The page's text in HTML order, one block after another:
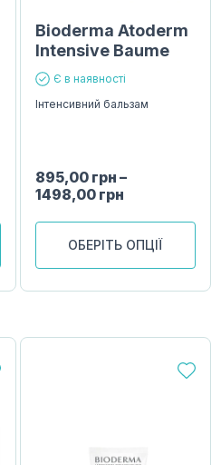
Bioderma Atoderm
Intensive Baume
Є в наявності
Інтенсивний бальзам
895,00 грн –
1498,00 грн
ОБЕРІТЬ ОПЦІЇ